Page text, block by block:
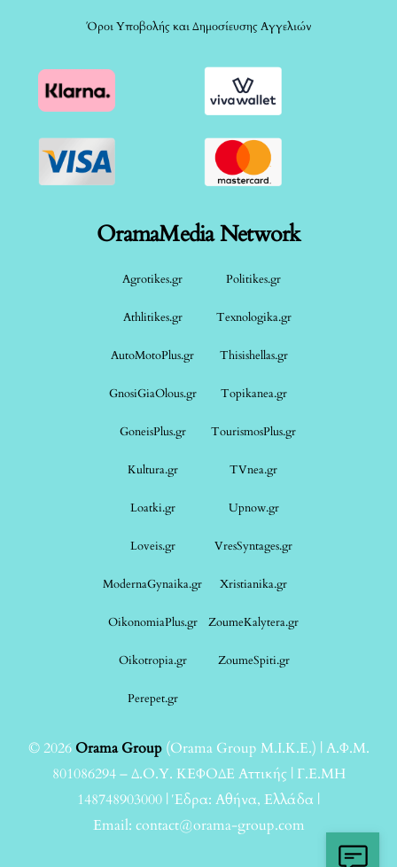
Όροι Υποβολής και Δημοσίευσης Αγγελιών
OramaMedia Network
Agrotikes.gr Politikes.gr
Athlitikes.gr Texnologika.gr
AutoMotoPlus.gr Thisishellas.gr
GnosiGiaOlous.gr Topikanea.gr
GoneisPlus.gr TourismosPlus.gr
Kultura.gr TVnea.gr
Loatki.gr Upnow.gr
Loveis.gr VresSyntages.gr
ModernaGynaika.gr Xristianika.gr
OikonomiaPlus.gr ZoumeKalytera.gr
Oikotropia.gr ZoumeSpiti.gr
Perepet.gr
© 2026Orama Group(Orama Group Μ.Ι.Κ.Ε.) | Α.Φ.Μ.
801086294 – Δ.Ο.Υ. ΚΕΦΟΔΕ Αττικής | Γ.Ε.ΜΗ
148748903000 | Έδρα: Αθήνα, Ελλάδα |
Email: contact@orama-group.com